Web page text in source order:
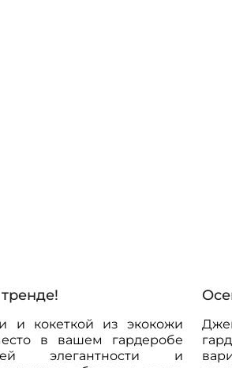
и кокеткой из экокожи
в вашем гардеробе
элегантности и